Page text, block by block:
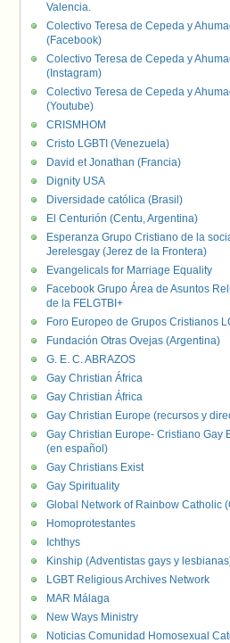
Valencia.
Colectivo Teresa de Cepeda y
(Facebook)
Colectivo Teresa de Cepeda y
(Instagram)
Colectivo Teresa de Cepeda y
(Youtube)
CRISMHOM
Cristo LGBTI (Venezuela)
David et Jonathan (Francia)
Dignity USA
Diversidade católica (Brasil)
El Centurión (Centu, Argentina)
Esperanza Grupo Cristiano de la
Jerelesgay (Jerez de la Frontera)
Evangelicals for Marriage Equality
Facebook Grupo Área de Asuntos
de la FELGTBI+
Foro Europeo de Grupos Cristianos
Fundación Otras Ovejas (Argentina)
G. E. C. ABRAZOS
Gay Christian África
Gay Christian África
Gay Christian Europe (recursos y
Gay Christian Europe- Cristiano Gay
(en español)
Gay Christians Exist
Gay Spirituality
Global Network of Rainbow Catholic
Homoprotestantes
Ichthys
Kinship (Adventistas gays y
LGBT Religious Archives Network
MAR Málaga
New Ways Ministry
Noticias Comunidad Homosexual